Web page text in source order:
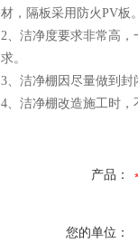
材，隔板采用防火PV板
2、洁净度要求非常高
求。
3、洁净棚因尽量做到
4、洁净棚改造施工时
产品：
您的单位：